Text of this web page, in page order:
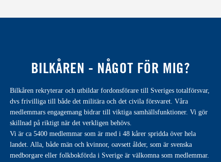
BILKÅREN - NÅGOT FÖR MIG?
Bilkåren rekryterar och utbildar fordonsförare till Sveriges totalförsvar,
dvs frivilliga till både det militära och det civila försvaret. Våra
medlemmars engagemang bidrar till viktiga samhällsfunktioner. Vi gör
skillnad på riktigt när det verkligen behövs.
Vi är ca 5400 medlemmar som är med i 48 kårer spridda över hela
landet. Alla, både män och kvinnor, oavsett ålder, som är svenska
medborgare eller folkbokförda i Sverige är välkomna som medlemmar.